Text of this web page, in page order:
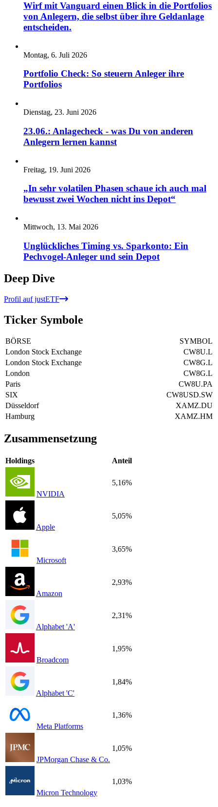
Wirf mit Vanguard einen Blick in die Portfolios
von Anlegern, die selbst über ihre Geldanlage
entscheiden.
Montag, 6. Juli 2026
Portfolio Check: So steuern Anleger ihre
Portfolios
Dienstag, 23. Juni 2026
23.06.: Anlagecheck - was Du von anderen
Anlegern lernen kannst
Freitag, 19. Juni 2026
„In sehr volatilen Phasen schaue ich auch mal
bewusst zwei Wochen nicht ins Depot“
Mittwoch, 13. Mai 2026
Unglückliches Timing vs. Sparkonto: Ein
Pechvogel-Anleger und sein Depot
Deep Dive
Profil auf justETF
Ticker Symbole
BÖRSE
SYMBOL
London Stock Exchange
CW8U.L
London Stock Exchange
CW8G.L
London
CW8G.L
Paris
CW8U.PA
SIX
CW8USD.SW
Düsseldorf
XAMZ.DU
Hamburg
XAMZ.HM
Zusammensetzung
Holdings Anteil
NVIDIA
5,16%
Apple
5,05%
Microsoft
3,65%
Amazon
2,93%
Alphabet 'A'
2,31%
Broadcom
1,95%
Alphabet 'C'
1,84%
Meta Platforms
1,36%
JPMorgan Chase & Co.
1,05%
Micron Technology
1,03%